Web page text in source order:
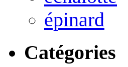
épinard
Catégories